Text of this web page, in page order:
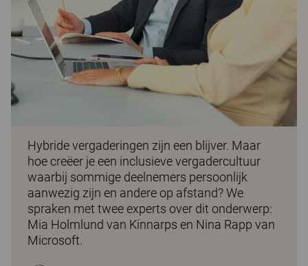
Hybride vergaderingen zijn een blijver. Maar
hoe creëer je een inclusieve vergadercultuur
waarbij sommige deelnemers persoonlijk
aanwezig zijn en andere op afstand? We
spraken met twee experts over dit onderwerp:
Mia Holmlund van Kinnarps en Nina Rapp van
Microsoft.